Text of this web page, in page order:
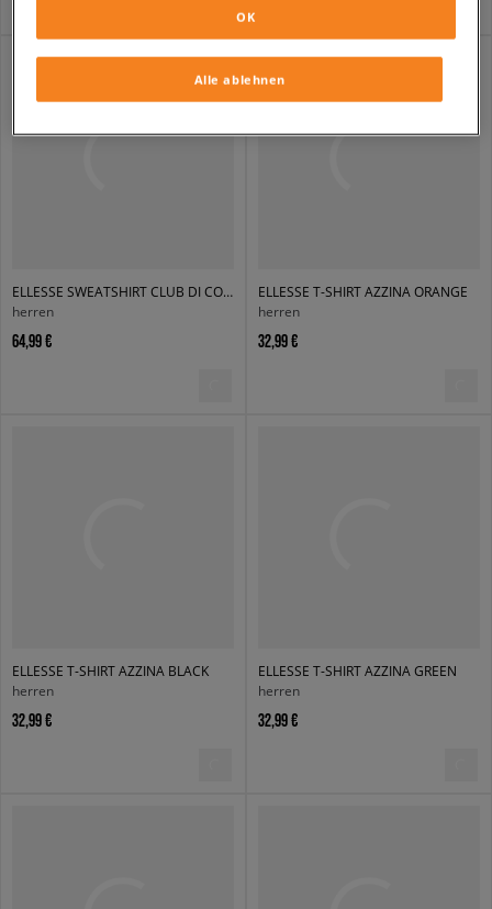
ELLESSE SWEATSHIRT CLUB DI CORSA SWEATSHIRT LGREY MRL
herren
64,99 €
ELLESSE T-SHIRT AZZINA ORANGE
herren
32,99 €
ELLESSE T-SHIRT AZZINA BLACK
herren
32,99 €
ELLESSE T-SHIRT AZZINA GREEN
herren
32,99 €
Alle ablehnen
OK